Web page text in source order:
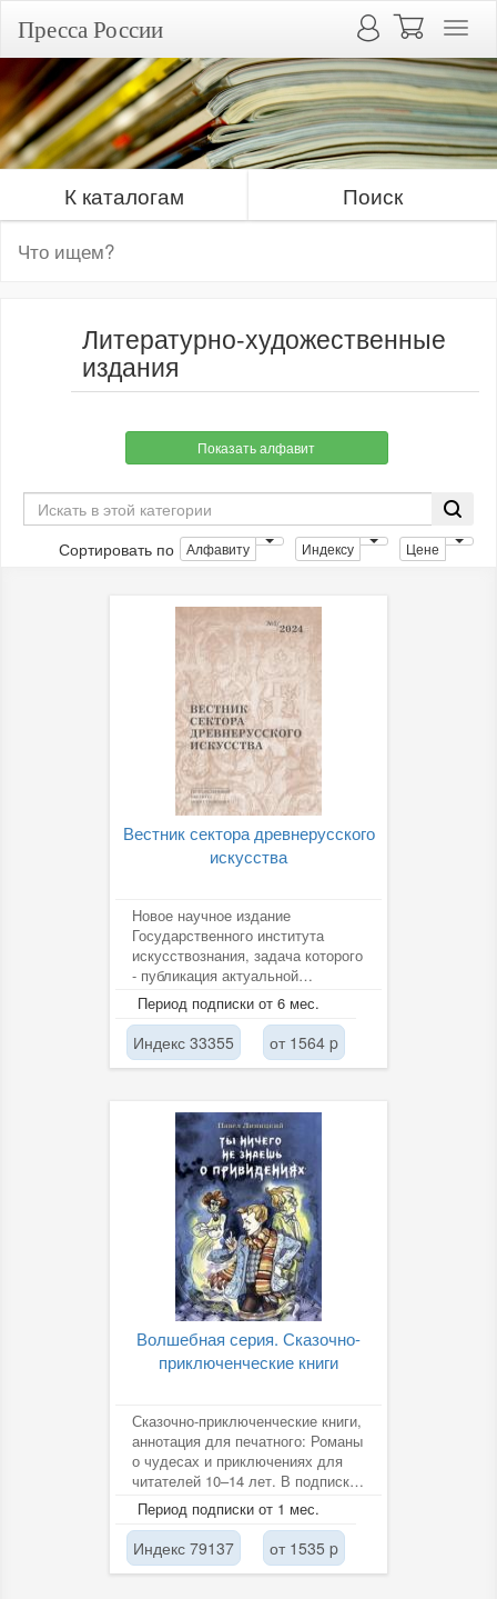
Пресса России
К каталогам Поиск
Литературно-художественные
издания
Показать алфавит
Сортировать по Алфавиту Индексу Цене
Вестник сектора древнерусского
искусства
Новое научное издание
Государственного института
искусствознания, задача которого
- публикация актуальной
информации о происходящем
сегодня в науке о...
Период подписки от 6 мес.
Индекс 33355 от 1564 p
Волшебная серия. Сказочно-
приключенческие книги
Сказочно-приключенческие книги,
аннотация для печатного: Романы
о чудесах и приключениях для
читателей 10–14 лет. В подписке
впервые! аннотация для...
Период подписки от 1 мес.
Индекс 79137 от 1535 p